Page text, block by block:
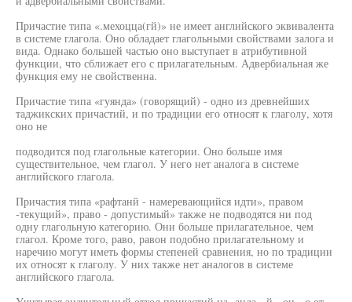
Причастие типа «.мехоцца(гй)» не имеет английского эквивалента
в системе глагола. Оно обладает глагольными свойствами залога и
вида. Однако большей частью оно выступает в атрибутивной
функции, что сближает его с прилагательным. Адвербиальная же
функция ему не свойственна.
Причастие типа «гуянда» (говорящий) - одно из древнейших
таджикских причастий, и по традиции его относят к глаголу, хотя
оно не
подводится под глагольные категории. Оно больше имя
существительное, чем глагол. У него нет аналога в системе
английского глагола.
Причастия типа «рафтанй - намеревающийся идти», правом
-текущий», право - допустимый» также не подводятся ни под
одну глагольную категорию. Они больше прилагательное, чем
глагол. Кроме того, раво, равон подобно прилагательному и
наречию могут иметь формы степеней сравнения, но по традиции
их относят к глаголу. У них также нет аналогов в системе
английского глагола.